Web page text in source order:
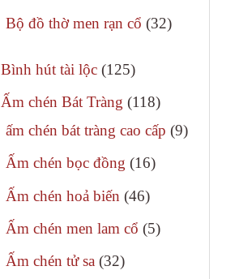
Bộ đồ thờ men rạn cổ 3232
Bình hút tài lộc 125125
phẩm
Ấm chén Bát Tràng 118118
sản
ấm chén bát tràng cao cấp 99
Ấm chén bọc đồng 1616
Ấm chén hoả biến 4646
phẩm
Ấm chén men lam cổ 55
Ấm chén tử sa 3232